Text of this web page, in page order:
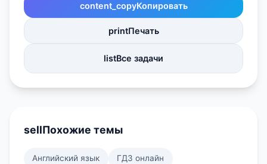
content_copyКопировать
printПечать
listВсе задачи
sellПохожие темы
Английский язык ГДЗ онлайн